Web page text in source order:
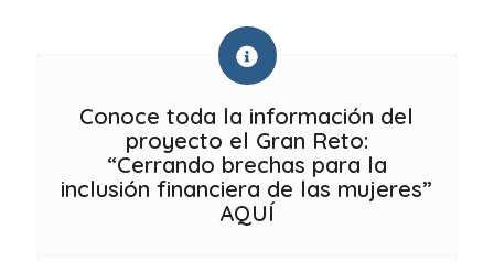
Conoce toda la información del
proyecto el Gran Reto:
“Cerrando brechas para la
inclusión financiera de las mujeres”
AQUÍ